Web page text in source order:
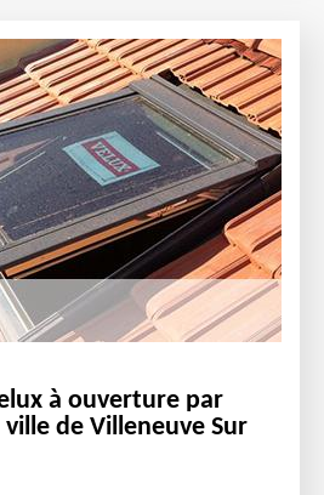
à ouverture par
de Villeneuve Sur